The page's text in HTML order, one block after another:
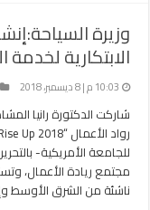
وزيرة
الابتكارية لخدمة
10:03 م | 8 ديسمبر، 2018
شاركت الدكتورة رانيا
ناشئة من الشرق الأوسط